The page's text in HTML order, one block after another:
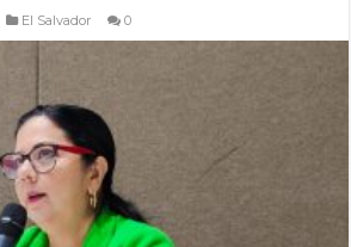
El Salvador 0